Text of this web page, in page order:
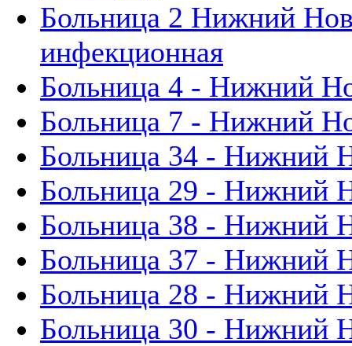
Больница 2 Нижний
инфекционная
Больница 4 - Нижний
Больница 7 - Нижний
Больница 34 - Нижний
Больница 29 - Нижний
Больница 38 - Нижний
Больница 37 - Нижний
Больница 28 - Нижний
Больница 30 - Нижний